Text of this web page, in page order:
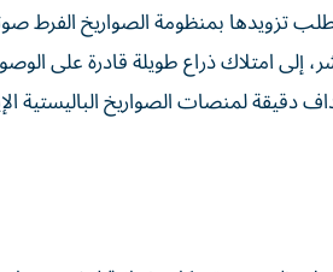
تزويدها بمنظومة الصواريخ الفرط
امتلاك ذراع طويلة قادرة على
لمنصات الصواريخ الباليستية